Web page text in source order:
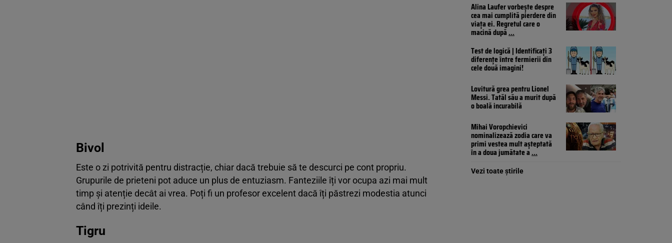
Bivol
Este o zi potrivită pentru distracție, chiar dacă trebuie să te descurci pe cont propriu.
Grupurile de prieteni pot aduce un plus de entuziasm. Fanteziile îți vor ocupa azi mai mult
timp și atenție decât ai vrea. Poți fi un profesor excelent dacă îți păstrezi modestia atunci
când îți prezinți ideile.
Tigru
Alina Laufer vorbește despre
cea mai cumplită pierdere din
viața ei. Regretul care o
macină după...
Test de logică | Identificați 3
diferențe între fermierii din
cele două imagini!
Lovitură grea pentru Lionel
Messi. Tatăl său a murit după
o boală incurabilă
Mihai Voropchievici
nominalizează zodia care va
primi vestea mult așteptată
în a doua jumătate a...
Vezi toate știrile